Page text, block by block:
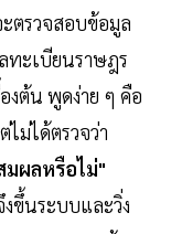
ตรวจสอบข้อมูล
ทะเบียนราษฎร
งต้น พูดง่าย ๆ คือ
ไม่ได้ตรวจว่า
มผลหรือไม่"
ขึ้นระบบและวิ่ง